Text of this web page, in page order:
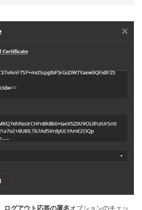
ログアウト応答の署名オプションのチェッ